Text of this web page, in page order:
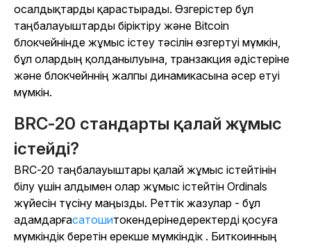
осалдықтарды қарастырады. Өзгерістер бұл
таңбалауыштарды біріктіру және Bitcoin
блокчейнінде жұмыс істеу тәсілін өзгертуі мүмкін,
бұл олардың қолданылуына, транзакция әдістеріне
және блокчейннің жалпы динамикасына әсер етуі
мүмкін.
BRC-20 стандарты қалай жұмыс
істейді?
BRC-20 таңбалауыштары қалай жұмыс істейтінін
білу үшін алдымен олар жұмыс істейтін Ordinals
жүйесін түсіну маңызды. Реттік жазулар - бұл
адамдарғасатошитокендерінедеректерді қосуға
мүмкіндік беретін ерекше мүмкіндік . Биткоинның